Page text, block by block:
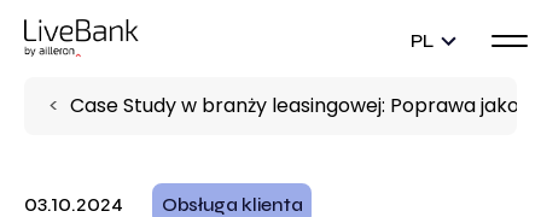
PL
Case Study w branży leasingowej: Poprawa
03.10.2024 Obsługa klienta